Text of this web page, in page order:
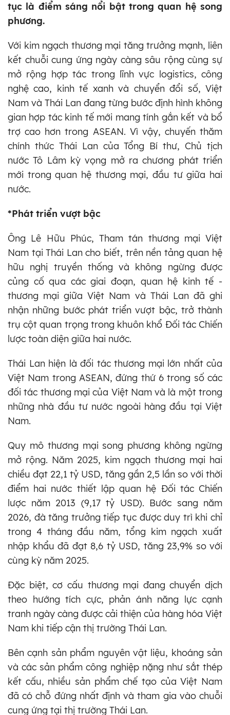
tục là điểm sáng nổi bật trong quan hệ song
phương.
Với kim ngạch thương mại tăng trưởng mạnh, liên
kết chuỗi cung ứng ngày càng sâu rộng cùng sự
mở rộng hợp tác trong lĩnh vực logistics, công
nghệ cao, kinh tế xanh và chuyển đổi số, Việt
Nam và Thái Lan đang từng bước định hình không
gian hợp tác kinh tế mới mang tính gắn kết và bổ
trợ cao hơn trong ASEAN. Vì vậy, chuyến thăm
chính thức Thái Lan của Tổng Bí thư, Chủ tịch
nước Tô Lâm kỳ vọng mở ra chương phát triển
mới trong quan hệ thương mại, đầu tư giữa hai
nước.
*Phát triển vượt bậc
Ông Lê Hữu Phúc, Tham tán thương mại Việt
Nam tại Thái Lan cho biết, trên nền tảng quan hệ
hữu nghị truyền thống và không ngừng được
củng cố qua các giai đoạn, quan hệ kinh tế -
thương mại giữa Việt Nam và Thái Lan đã ghi
nhận những bước phát triển vượt bậc, trở thành
trụ cột quan trọng trong khuôn khổ Đối tác Chiến
lược toàn diện giữa hai nước.
Thái Lan hiện là đối tác thương mại lớn nhất của
Việt Nam trong ASEAN, đứng thứ 6 trong số các
đối tác thương mại của Việt Nam và là một trong
những nhà đầu tư nước ngoài hàng đầu tại Việt
Nam.
Quy mô thương mại song phương không ngừng
mở rộng. Năm 2025, kim ngạch thương mại hai
chiều đạt 22,1 tỷ USD, tăng gần 2,5 lần so với thời
điểm hai nước thiết lập quan hệ Đối tác Chiến
lược năm 2013 (9,17 tỷ USD). Bước sang năm
2026, đà tăng trưởng tiếp tục được duy trì khi chỉ
trong 4 tháng đầu năm, tổng kim ngạch xuất
nhập khẩu đã đạt 8,6 tỷ USD, tăng 23,9% so với
cùng kỳ năm 2025.
Đặc biệt, cơ cấu thương mại đang chuyển dịch
theo hướng tích cực, phản ánh năng lực cạnh
tranh ngày càng được cải thiện của hàng hóa Việt
Nam khi tiếp cận thị trường Thái Lan.
Bên cạnh sản phẩm nguyên vật liệu, khoáng sản
và các sản phẩm công nghiệp nặng như sắt thép
kết cấu, nhiều sản phẩm chế tạo của Việt Nam
đã có chỗ đứng nhất định và tham gia vào chuỗi
cung ứng tại thị trường Thái Lan.